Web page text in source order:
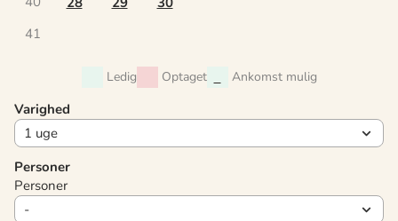
41
Ledig Optaget Ankomst mulig
Varighed
Personer
Personer